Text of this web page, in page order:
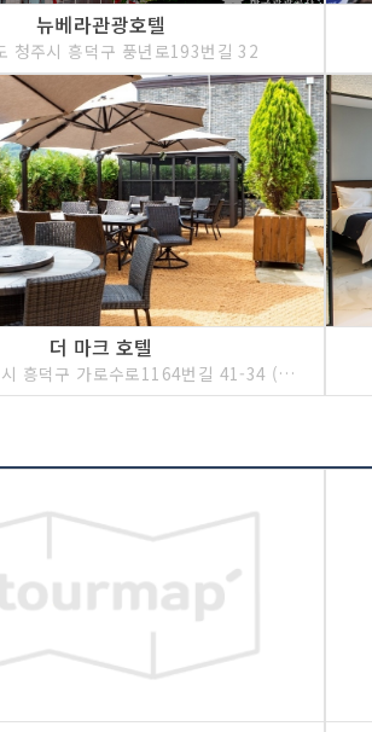
뉴베라관광호텔
청주시 흥덕구 풍년로193번길 32
더 마크 호텔
충청북도 청주시 흥덕구 가로수로1164번길 41-34 (강서동)